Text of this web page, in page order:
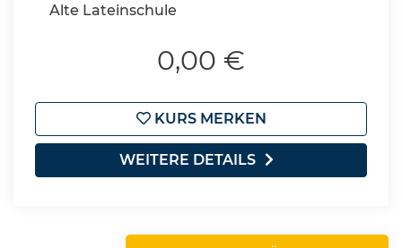
Alte Lateinschule
0,00 €
KURS MERKEN
WEITERE DETAILS